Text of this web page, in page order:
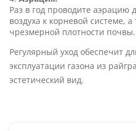
Раз в год проводите аэрацию
воздуха к корневой системе,
чрезмерной плотности почвы.
Регулярный уход обеспечит
эксплуатации газона из
эстетический вид.